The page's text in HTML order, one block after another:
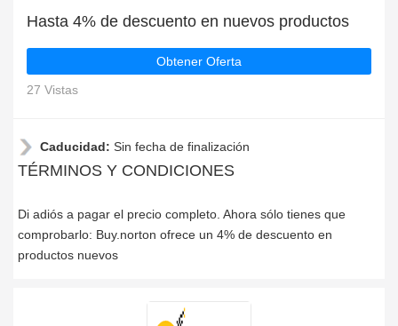
Hasta 4% de descuento en nuevos productos
Obtener Oferta
27 Vistas
Caducidad: Sin fecha de finalización
TÉRMINOS Y CONDICIONES
Di adiós a pagar el precio completo. Ahora sólo tienes que
comprobarlo: Buy.norton ofrece un 4% de descuento en
productos nuevos